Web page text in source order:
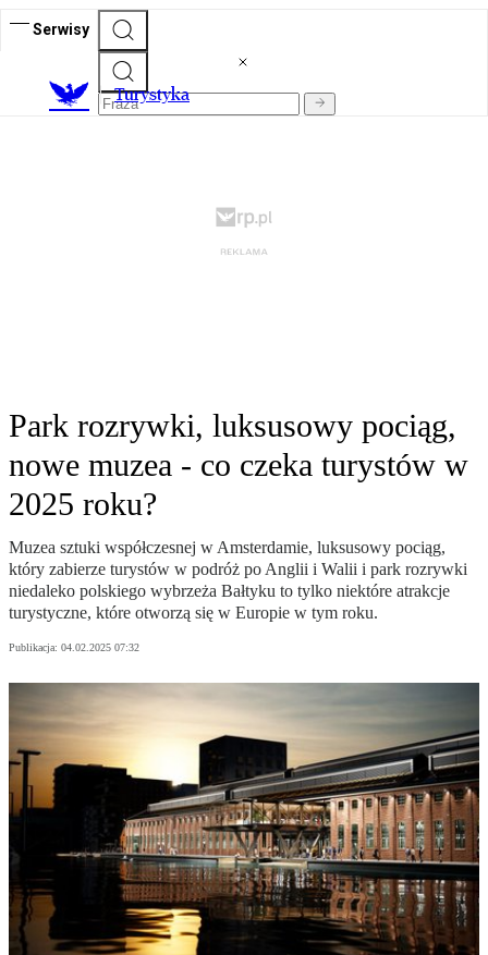
Serwisy
Turystyka
Park rozrywki, luksusowy pociąg,
nowe muzea - co czeka turystów w
2025 roku?
Muzea sztuki współczesnej w Amsterdamie, luksusowy pociąg,
który zabierze turystów w podróż po Anglii i Walii i park rozrywki
niedaleko polskiego wybrzeża Bałtyku to tylko niektóre atrakcje
turystyczne, które otworzą się w Europie w tym roku.
Publikacja: 04.02.2025 07:32